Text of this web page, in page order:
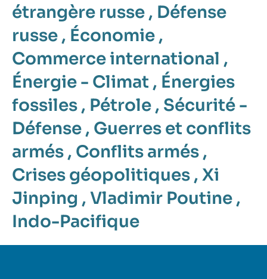
étrangère russe , Défense
russe , Économie ,
Commerce international ,
Énergie - Climat , Énergies
fossiles , Pétrole , Sécurité -
Défense , Guerres et conflits
armés , Conflits armés ,
Crises géopolitiques , Xi
Jinping , Vladimir Poutine ,
Indo-Pacifique